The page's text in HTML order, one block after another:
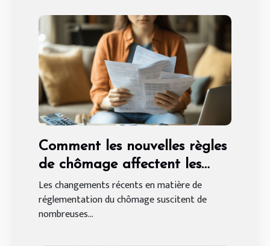
Comment les nouvelles règles
de chômage affectent les
indépendants ?
Les changements récents en matière de
réglementation du chômage suscitent de
nombreuses...